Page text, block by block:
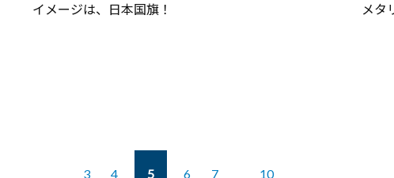
イメージは、日本国旗！
メタ
3 4 5 6 7 10